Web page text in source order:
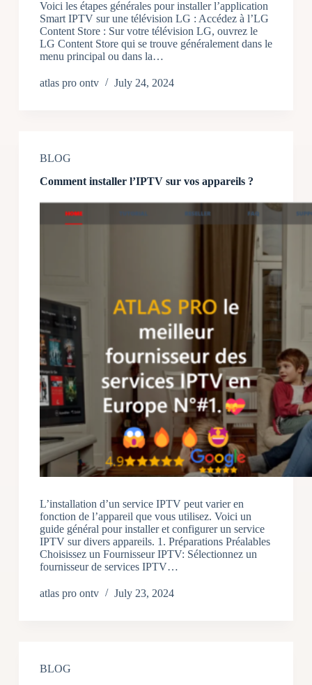
Voici les étapes générales pour installer l’application
Smart IPTV sur une télévision LG : Accédez à l’LG
Content Store : Sur votre télévision LG, ouvrez le
LG Content Store qui se trouve généralement dans le
menu principal ou dans la…
atlas pro ontv July 24, 2024
BLOG
Comment installer l’IPTV sur vos appareils ?
L’installation d’un service IPTV peut varier en
fonction de l’appareil que vous utilisez. Voici un
guide général pour installer et configurer un service
IPTV sur divers appareils. 1. Préparations Préalables
Choisissez un Fournisseur IPTV: Sélectionnez un
fournisseur de services IPTV…
atlas pro ontv July 23, 2024
BLOG